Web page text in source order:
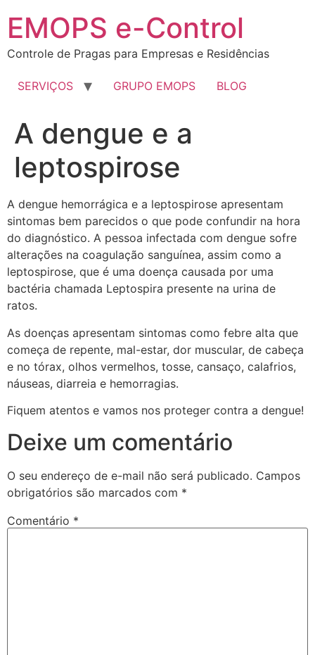
EMOPS e-Control
Controle de Pragas para Empresas e Residências
SERVIÇOS GRUPO EMOPS BLOG
A dengue e a
leptospirose
A dengue hemorrágica e a leptospirose apresentam
sintomas bem parecidos o que pode confundir na hora
do diagnóstico. A pessoa infectada com dengue sofre
alterações na coagulação sanguínea, assim como a
leptospirose, que é uma doença causada por uma
bactéria chamada Leptospira presente na urina de
ratos.
As doenças apresentam sintomas como febre alta que
começa de repente, mal-estar, dor muscular, de cabeça
e no tórax, olhos vermelhos, tosse, cansaço, calafrios,
náuseas, diarreia e hemorragias.
Fiquem atentos e vamos nos proteger contra a dengue!
Deixe um comentário
O seu endereço de e-mail não será publicado. Campos
obrigatórios são marcados com *
Comentário *